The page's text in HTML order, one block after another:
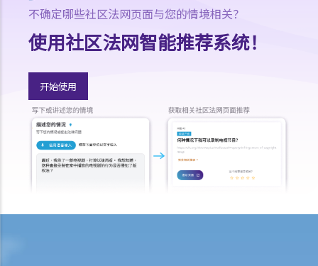
7. 如果被告人认为他确实拖欠原告人部份款项，可以怎样做？
负上责任，我应该怎么办？
1. 甚么是文件透露？
2. 甚么是交换证人陈述书？
3. 有甚么关于专家证人的事项需要注意？我应否传召他们为我作证？
4. 于审讯前，法庭如何就案件的管理给予指示？
5. 关于民事诉讼之进行过程，有甚么其他一般事项我应注意？
A. 根据第 13A号命令缩短法律诉讼的程序 – 简介和目标
不确定哪些社区法网页面与您的情境相关？
使用社区法网智能推荐系统！
开始使用